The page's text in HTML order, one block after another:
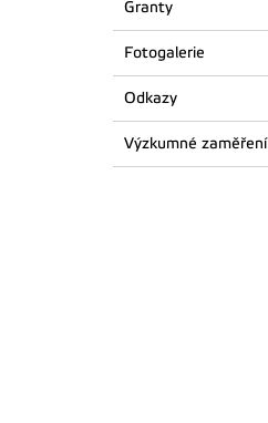
Granty
Fotogalerie
Odkazy
Výzkumné zaměření